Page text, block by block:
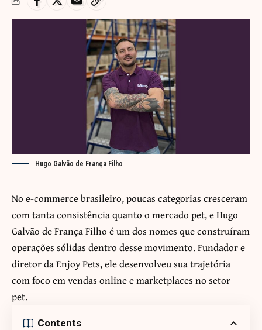
Hugo Galvão de França Filho
No e-commerce brasileiro, poucas categorias cresceram
com tanta consistência quanto o mercado pet, e Hugo
Galvão de França Filho é um dos nomes que construíram
operações sólidas dentro desse movimento. Fundador e
diretor da Enjoy Pets, ele desenvolveu sua trajetória
com foco em vendas online e marketplaces no setor
pet.
Contents